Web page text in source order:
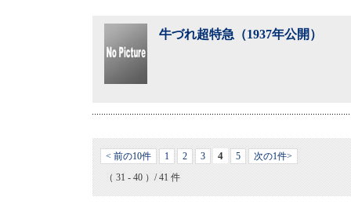
牛づれ超特急（1937年公開）
< 前の10件 1 2 3 4 5
次の1件>
（ 31 - 40 ）/ 41 件